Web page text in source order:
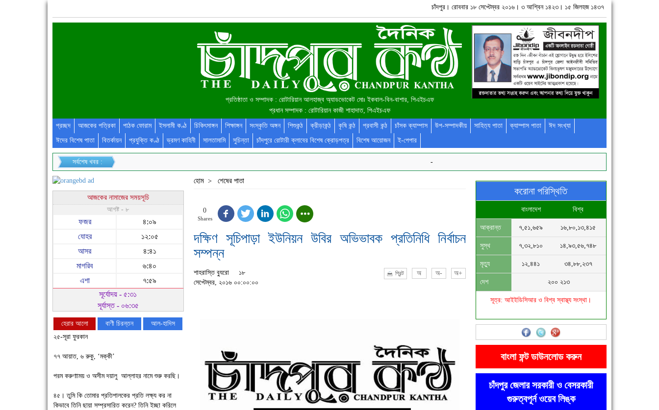
চাঁদপুর। রোববার ১৮ সেপ্টেম্বর ২০১৬। ৩ আশ্বিন ১৪২৩। ১৫ জিলহজ ১৪৩৭
প্রতিষ্ঠাতা ও সম্পাদক : রোটারিয়ান আলহাজ্ব অ্যাডভোকেট মোঃ ইকবাল-বিন-বাশার, পিএইচএফ
প্রধান সম্পাদক : রোটারিয়ান কাজী শাহাদাত, পিএইচএফ
প্রচ্ছদ আজকের পত্রিকা পাঠক ফোরাম ইসলামী কণ্ঠ চিকিৎসাঙ্গন শিক্ষাঙ্গন সংস্কৃতি অঙ্গন শিশুকন্ঠ ক্রীড়াকন্ঠ কৃষি কন্ঠ প্রবাসী কন্ঠ চাঁসক ক্যাম্পাস উপ-সম্পাদকীয় সাহিত্য পাতা ক্যাম্পাস পাতা
ঈদ সংখ্যা
ঈদের বিশেষ পাতা
বিতর্কায়ন প্রযুক্তি কণ্ঠ ভ্রমণ কাহিনী সালতামামি সুচিন্তা চাঁদপুরে রোটারী ক্লাবের বিশেষ ক্রোড়পত্র বিশেষ আয়োজন ই-পেপার
সর্বশেষ খবর :
আজকের নামাজের সময়সূচি
আগষ্ট - ৮
ফজর
৪:০৯
যোহর
১২:০৫
আসর
৪:৪১
মাগরিব
৬:৪০
এশা
৭:৫৯
সূর্যোদয় - ৫:৩১
সূর্যাস্ত - ০৬:৩৫
হেরার আলো বাণী চিরন্তন
আল-হাদিস
২৫-সূরা ফুরকান
৭৭ আয়াত, ৬ রুকু, ‘মক্কী’
পরম করুণাাময় ও অসীম দয়ালু আল্লাহর নামে শুরু করছি।
৪৫। তুমি কি তোমার প্রতিপালকের প্রতি লক্ষ্য কর না
কিভাবে তিনি ছায়া সম্প্রসারিত করেন? তিনি ইচ্ছা করিলে
চাঁদপুরে উই-এর প্রথম নানা ধরনের পণ্যের সমারোহ
হোম > শেষের পাতা
0
Shares
দক্ষিণ সূচিপাড়া ইউনিয়ন উবির অভিভাবক প্রতিনিধি নির্বাচন
সম্পন্ন
শাহরাস্তি ব্যুরো
১৮
সেপ্টেম্বর, ২০১৬ ০০:০০:০০
প্রিন্ট অ অ- অ+
করোনা পরিস্থিতি
বাংলাদেশ বিশ্ব
আক্রান্ত ৭,৫১,৬৫৯ ১৬,৮০,১৩,৪১৫
সুস্থ ৭,৩২,৮১০ ১৪,৯৩,৫৬,৭৪৮
মৃত্যু ১২,৪৪১ ৩৪,৮৮,২৩৭
দেশ ২০০ ২১৩
সূত্র: আইইডিসিআর ও বিশ্ব স্বাস্থ্য সংস্থা।
বাংলা ফন্ট ডাউনলোড করুন
চাঁদপুর জেলার সরকারী ও বেসরকারী
গুরুত্বপূর্ন ওয়েব লিঙ্ক